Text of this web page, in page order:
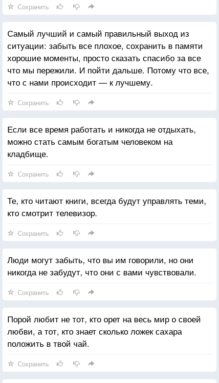
Сохранить
Самый лучший и самый правильный выход из
ситуации: забыть все плохое, сохранить в памяти
хорошие моменты, просто сказать спасибо за все
что мы пережили. И пойти дальше. Потому что все,
что с нами происходит — к лучшему.
Сохранить
Если все время работать и никогда не отдыхать,
можно стать самым богатым человеком на
кладбище.
Сохранить
Те, кто читают книги, всегда будут управлять теми,
кто смотрит телевизор.
Сохранить
Люди могут забыть, что вы им говорили, но они
никогда не забудут, что они с вами чувствовали.
Сохранить
Порой любит не тот, кто орет на весь мир о своей
любви, а тот, кто знает сколько ложек сахара
положить в твой чай.
Сохранить